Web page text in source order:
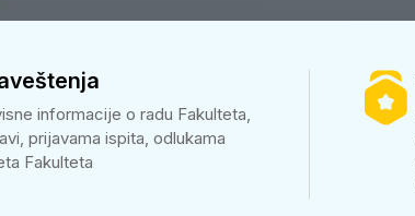
informacije o radu Fakulteta,
prijavama ispita, odlukama
Fakulteta